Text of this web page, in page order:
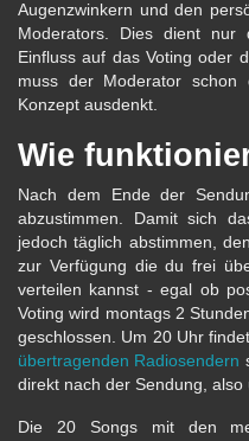
Augenzwinkern und den
Moderators. Dies dient nur
Einfluss auf das Voting oder
muss der Moderator
Konzept ausdenkt.
Wie
Nach dem Ende der
abzustimmen. Damit sich
jedoch täglich abstimmen,
zur Verfügung die du frei
verteilen kannst - egal ob
Voting wird montags 2
geschlossen. Um 20 Uhr
übertragenden Radiosendern
direkt nach der Sendung, also
Die 20 Songs mit den